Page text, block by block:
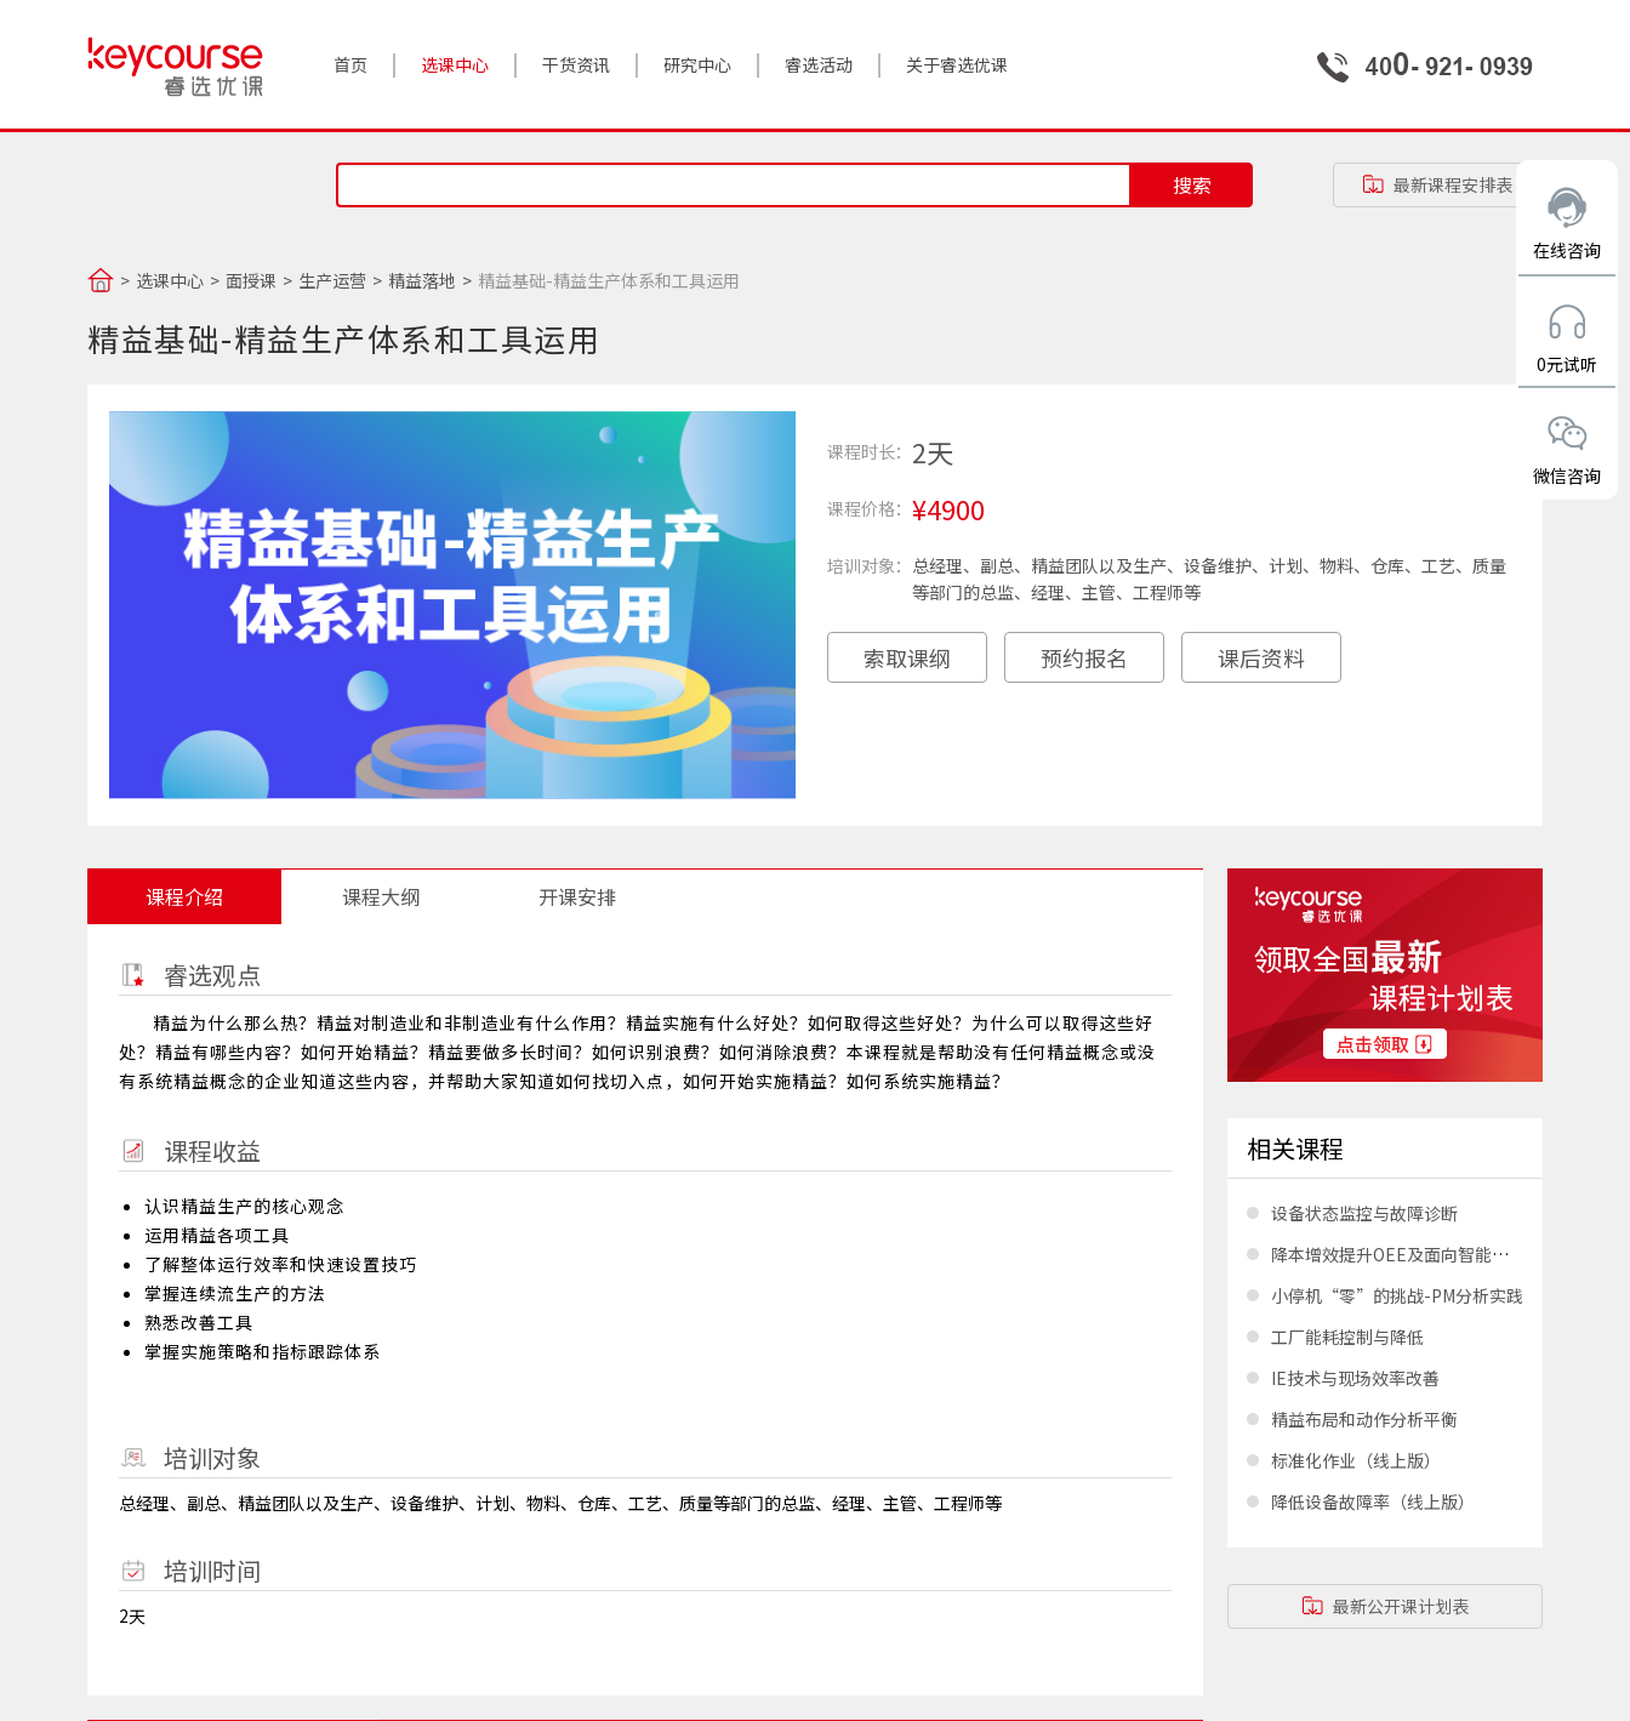
首页 选课中心 干货资讯
案例实践
对话高管
睿选视角
研究中心
BestHR研究院
研究报告
睿选活动
活动预告
往期回顾
关于睿选优课
关于我们
加入我们
在线咨询
0元试听
微信咨询
搜索 最新课程安排表
选课中心 面授课 生产运营 精益落地 精益基础-精益生产体系和工具运用
精益基础-精益生产体系和工具运用
课程时长： 2天
课程价格： ¥4900
培训对象： 总经理、副总、精益团队以及生产、设备维护、计划、物料、仓库、工艺、质量
等部门的总监、经理、主管、工程师等
索取课纲 预约报名 课后资料
课程介绍 课程大纲 开课安排
睿选观点
精益为什么那么热？精益对制造业和非制造业有什么作用？精益实施有什么好处？如何取得这些好处？为什么可以取得这些好
处？精益有哪些内容？如何开始精益？精益要做多长时间？如何识别浪费？如何消除浪费？本课程就是帮助没有任何精益概念或没
有系统精益概念的企业知道这些内容，并帮助大家知道如何找切入点，如何开始实施精益？如何系统实施精益？
课程收益
认识精益生产的核心观念
运用精益各项工具
了解整体运行效率和快速设置技巧
掌握连续流生产的方法
熟悉改善工具
掌握实施策略和指标跟踪体系
培训对象
总经理、副总、精益团队以及生产、设备维护、计划、物料、仓库、工艺、质量等部门的总监、经理、主管、工程师等
培训时间
2天
相关课程
设备状态监控与故障诊断
降本增效提升OEE及面向智能制造的设备管理
小停机“零”的挑战-PM分析实践
工厂能耗控制与降低
IE技术与现场效率改善
精益布局和动作分析平衡
标准化作业（线上版）
降低设备故障率（线上版）
最新公开课计划表